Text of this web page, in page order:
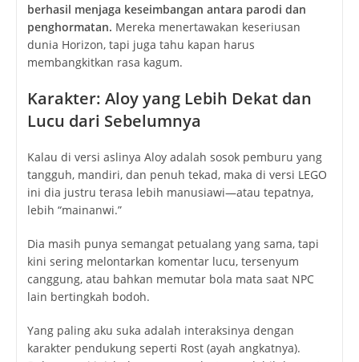
berhasil menjaga keseimbangan antara parodi dan
penghormatan. Mereka menertawakan keseriusan
dunia Horizon, tapi juga tahu kapan harus
membangkitkan rasa kagum.
Karakter: Aloy yang Lebih Dekat dan
Lucu dari Sebelumnya
Kalau di versi aslinya Aloy adalah sosok pemburu yang
tangguh, mandiri, dan penuh tekad, maka di versi LEGO
ini dia justru terasa lebih manusiawi—atau tepatnya,
lebih “mainanwi.”
Dia masih punya semangat petualang yang sama, tapi
kini sering melontarkan komentar lucu, tersenyum
canggung, atau bahkan memutar bola mata saat NPC
lain bertingkah bodoh.
Yang paling aku suka adalah interaksinya dengan
karakter pendukung seperti Rost (ayah angkatnya).